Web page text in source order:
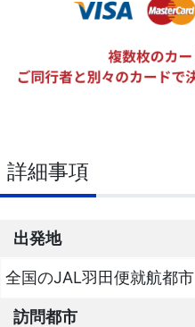
詳細事項
出発地
全国のJAL羽田便就航都市
訪問都市